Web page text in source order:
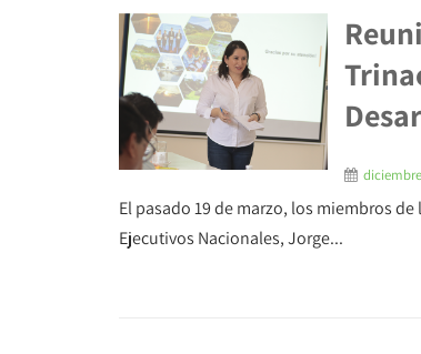
El pasado 19 de marzo, los miembros
Ejecutivos Nacionales, Jorge...